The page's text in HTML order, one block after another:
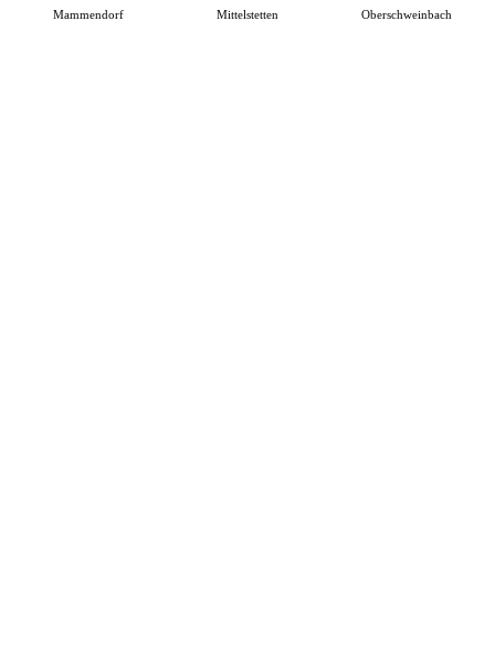
Mammendorf Mittelstetten Oberschweinbach